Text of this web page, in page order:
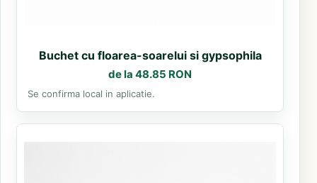
Buchet cu floarea-soarelui si gypsophila
de la 48.85 RON
Se confirma local in aplicatie.